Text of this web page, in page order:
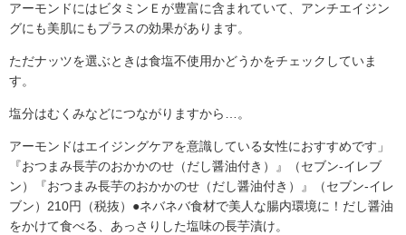
アーモンドにはビタミンＥが豊富に含まれていて、アンチエイジン
グにも美肌にもプラスの効果があります。
ただナッツを選ぶときは食塩不使用かどうかをチェックしていま
す。
塩分はむくみなどにつながりますから…。
アーモンドはエイジングケアを意識している女性におすすめです」
『おつまみ長芋のおかかのせ（だし醤油付き）』（セブン-イレブ
ン）『おつまみ長芋のおかかのせ（だし醤油付き）』（セブン-イレ
ブン）210円（税抜）●ネバネバ食材で美人な腸内環境に！だし醤油
をかけて食べる、あっさりした塩味の長芋漬け。